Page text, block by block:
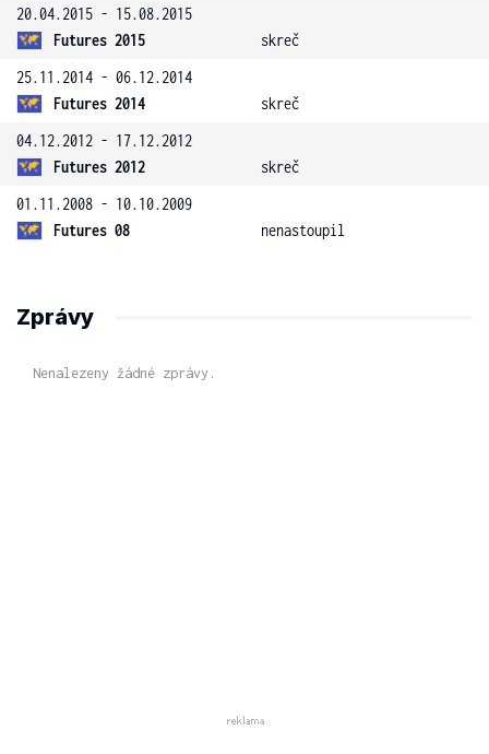
20.04.2015 - 15.08.2015
Futures 2015
skreč
25.11.2014 - 06.12.2014
Futures 2014
skreč
04.12.2012 - 17.12.2012
Futures 2012
skreč
01.11.2008 - 10.10.2009
Futures 08
nenastoupil
Zprávy
Nenalezeny žádné zprávy.